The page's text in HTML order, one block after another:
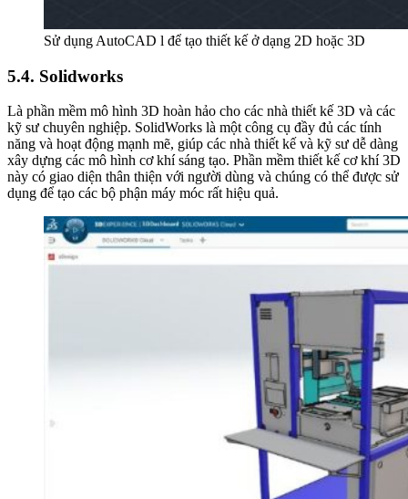
Sử dụng AutoCAD l để tạo thiết kế ở dạng 2D hoặc 3D
5.4. Solidworks
Là phần mềm mô hình 3D hoàn hảo cho các nhà thiết kế 3D và các
kỹ sư chuyên nghiệp. SolidWorks là một công cụ đầy đủ các tính
năng và hoạt động mạnh mẽ, giúp các nhà thiết kế và kỹ sư dễ dàng
xây dựng các mô hình cơ khí sáng tạo. Phần mềm thiết kế cơ khí 3D
này có giao diện thân thiện với người dùng và chúng có thể được sử
dụng để tạo các bộ phận máy móc rất hiệu quả.